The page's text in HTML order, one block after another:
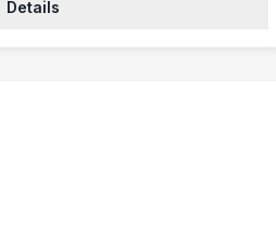
Details